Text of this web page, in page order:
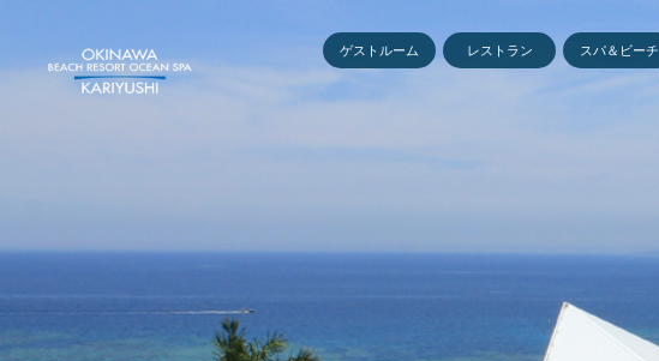
ゲストルーム レストラン スパ＆ビーチ